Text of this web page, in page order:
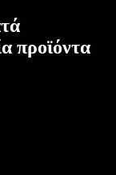
προϊόντα